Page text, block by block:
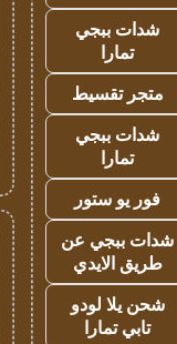
شدات ببجي
تمارا
متجر تقسيط
شدات ببجي
تمارا
فور يو ستور
شدات ببجي عن
طريق الايدي
شحن يلا لودو
تابي تمارا